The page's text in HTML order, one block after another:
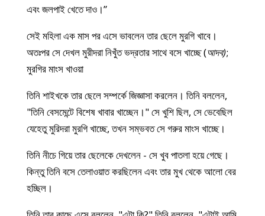
এবং জলপাই খেতে দাও।”
সেই মহিলা এক মাস পর এসে ভাবলেন তার ছেলে মুরগি খাবে।
অতঃপর সে দেখল মুরীদরা নিখুঁত ভদ্রতার সাথে বসে খাচ্ছে (আদব);
মুরগির মাংস খাওয়া
তিনি শাইখকে তার ছেলে সম্পর্কে জিজ্ঞাসা করলেন। তিনি বললেন,
"তিনি বেসমেন্টে বিশেষ খাবার খাচ্ছেন।" সে খুশি ছিল, সে ভেবেছিল
যেহেতু মুরিদরা মুরগি খাচ্ছে, তখন সম্ভবত সে গরুর মাংস খাচ্ছে।
তিনি নীচে গিয়ে তার ছেলেকে দেখলেন - সে খুব পাতলা হয়ে গেছে।
কিন্তু তিনি বসে তেলাওয়াত করছিলেন এবং তার মুখ থেকে আলো বের
হচ্ছিল।